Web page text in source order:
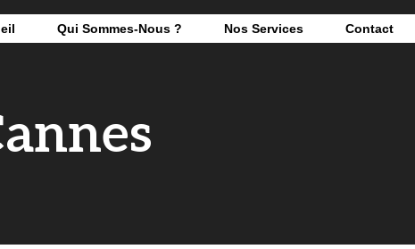
Qui Sommes-Nous ? Nos Services Contact